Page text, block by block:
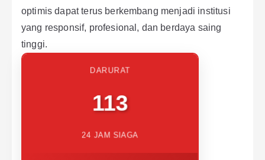
optimis dapat terus berkembang menjadi institusi
yang responsif, profesional, dan berdaya saing
tinggi.
DARURAT
113
24 JAM SIAGA